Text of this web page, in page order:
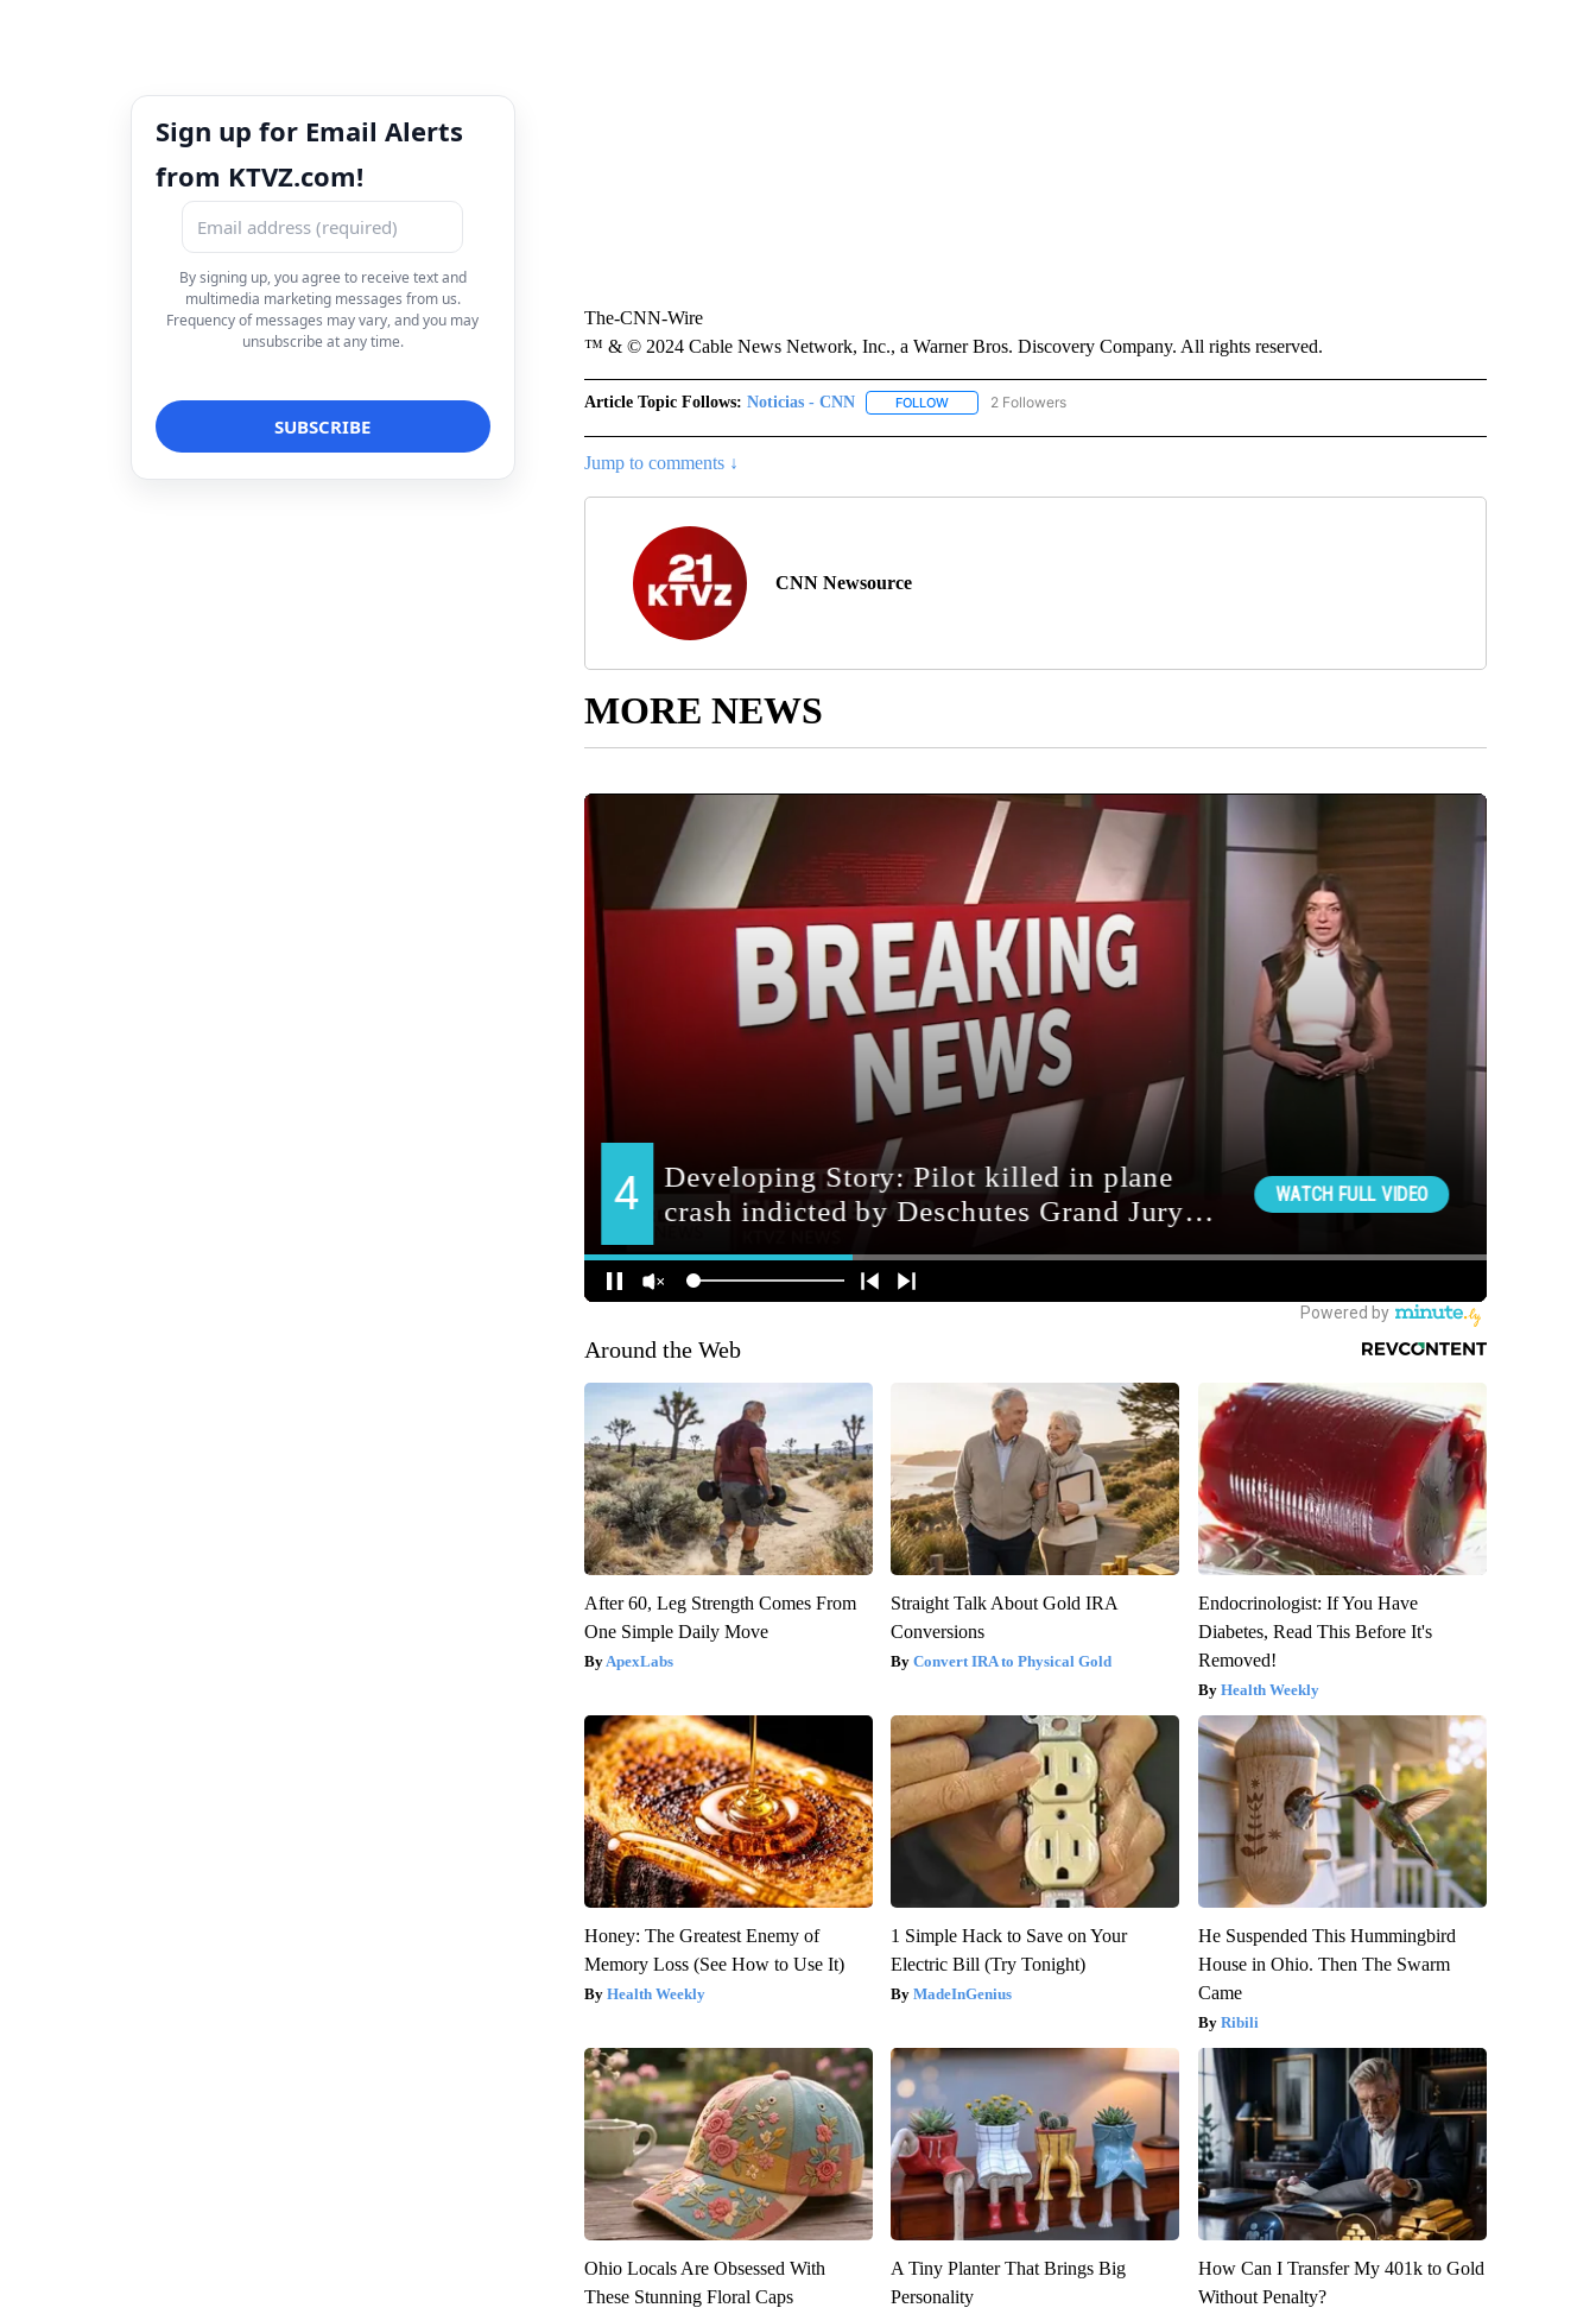
Sign up for Email Alerts
from KTVZ.com!
By signing up, you agree to receive text and
multimedia marketing messages from us.
Frequency of messages may vary, and you may
unsubscribe at any time.
The-CNN-Wire
™ & © 2024 Cable News Network, Inc., a Warner Bros. Discovery Company. All rights reserved.
Article Topic Follows: Noticias - CNN FOLLOWFOLLOW "NOTICIAS - CNN" TO RECEIVE NOTIFICATIONS ABOUT NEW PAGES ON "NOTICIAS - CNN".
2 Followers
Jump to comments ↓
CNN Newsource
MORE NEWS
Around the Web
After 60, Leg Strength Comes From
One Simple Daily Move
ApexLabs
Straight Talk About Gold IRA
Conversions
Convert IRA to Physical Gold
Endocrinologist: If You Have
Diabetes, Read This Before It's
Removed!
Health Weekly
Honey: The Greatest Enemy of
Memory Loss (See How to Use It)
Health Weekly
1 Simple Hack to Save on Your
Electric Bill (Try Tonight)
MadeInGenius
He Suspended This Hummingbird
House in Ohio. Then The Swarm
Came
Ribili
Ohio Locals Are Obsessed With
These Stunning Floral Caps
A Tiny Planter That Brings Big
Personality
How Can I Transfer My 401k to Gold
Without Penalty?